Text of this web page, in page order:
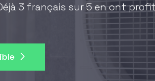
3 français sur 5 en ont